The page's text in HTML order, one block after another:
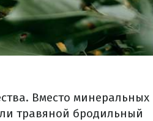
Вместо минеральных
травяной бродильный